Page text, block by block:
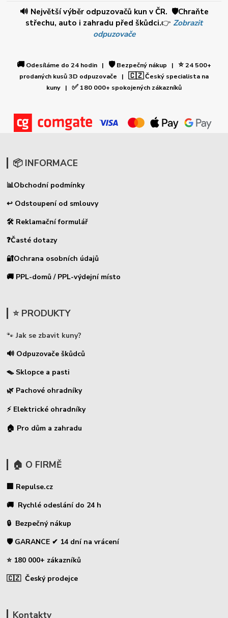
🔊 Největší výběr odpuzovačů kun v ČR. 🛡️Chraňte
střechu, auto i zahradu před škůdci.👉 Zobrazit
odpuzovače
🚚 Odesíláme do 24 hodin | 🛡️Bezpečný nákup | ⭐24 500+
prodaných kusů 3D odpuzovače | 🇨🇿Český specialista na
kuny | ✅ 180 000+ spokojených zákazníků
📦 INFORMACE
📊Obchodní podmínky
↩ Odstoupení od smlouvy
🛠 Reklamační formulář
❓Časté dotazy
🔐Ochrana osobních údajů
🚚 PPL-domů / PPL-výdejní místo
⭐ PRODUKTY
🐾 Jak se zbavit kuny?
🔊 Odpuzovače škůdců
🪤 Sklopce a pasti
🌿 Pachové ohradníky
⚡ Elektrické ohradníky
🏠 Pro dům a zahradu
🏠 O FIRMĚ
🏢 Repulse.cz
🚚 Rychlé odeslání do 24 h
🔒 Bezpečný nákup
🛡️ GARANCE ✔ 14 dní na vrácení
⭐ 180 000+ zákazníků
🇨🇿 Český prodejce
Kontakty